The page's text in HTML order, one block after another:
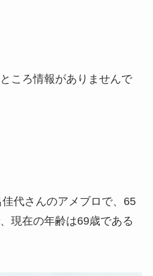
ころ情報がありませんで
代さんのアメブロで、65
現在の年齢は69歳である